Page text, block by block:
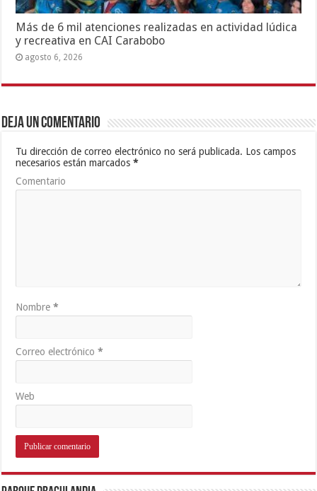
Más de 6 mil atenciones realizadas en actividad lúdica
y recreativa en CAI Carabobo
agosto 6, 2026
Deja un comentario
Tu dirección de correo electrónico no será publicada. Los campos
necesarios están marcados*
Comentario
Nombre*
Correo electrónico*
Web